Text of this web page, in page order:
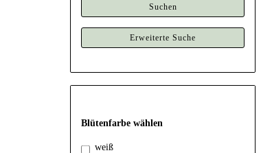
Suchen
Erweiterte Suche
BLÜTENFARBE
Blütenfarbe wählen
weiß